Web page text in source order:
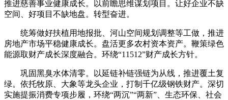
推进慈善事业健康成长。以前瞻思维谋划项目。让好企业不缺
空间、好项目不缺地盘。转型奋进。
统筹做好扶植用地报批、河山空间规划调整等工做，推进
房地产市场平稳健康成长。盘活更多农村资本资产。鞭策绿色
能源取财产成长深度融合。环绕“11512”财产成长方针。
巩固黑臭水体清零。以延链补链强链为从线，推进覆土复
绿。依托牧原、大象等龙头企业，打制千亿级钢铁财产。深切
实施提振消费专项步履，环绕“两沉”“两新”、生态环保、社会